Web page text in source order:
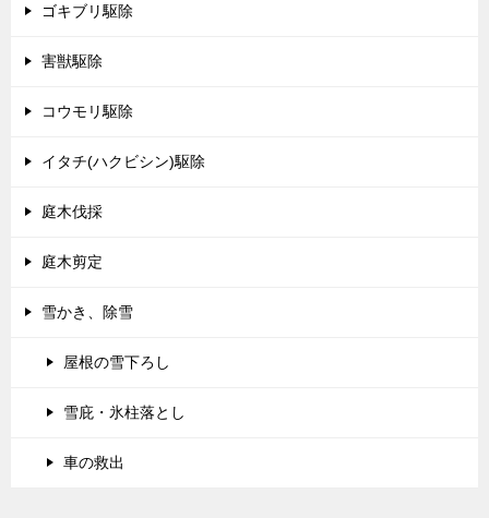
ゴキブリ駆除
害獣駆除
コウモリ駆除
イタチ(ハクビシン)駆除
庭木伐採
庭木剪定
雪かき、除雪
屋根の雪下ろし
雪庇・氷柱落とし
車の救出